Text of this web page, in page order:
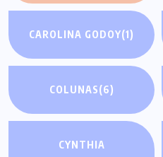
CAROLINA GODOY(1)
COLUNAS(6)
CYNTHIA